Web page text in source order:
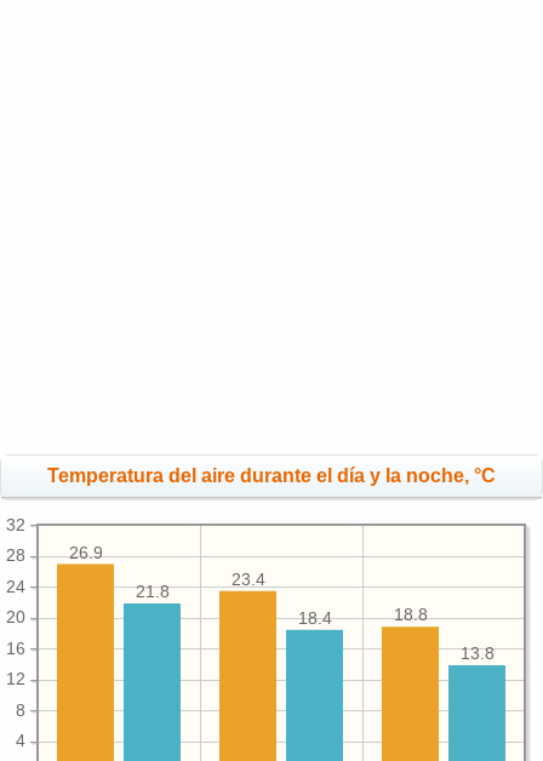
Temperatura del aire durante el día y la noche, °C
4
8
12
16
20
24
28
32
18.8
23.4
26.9
13.8
18.4
21.8